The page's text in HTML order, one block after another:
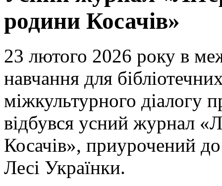
родини Косачів»
23 лютого 2026 року в
навчання для
міжкультурного
відбувся усний журнал
Косачів», приурочений
Лесі Українки.